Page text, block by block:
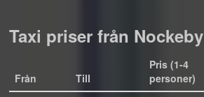
Taxi priser från Nockeby
Från Till
Pris (1-4
personer)